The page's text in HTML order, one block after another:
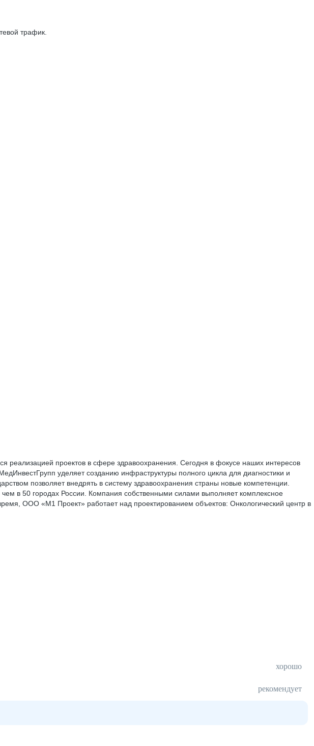
трафик.
проектов в сфере здравоохранения. Сегодня в фокусе наших интересов
уделяет созданию инфраструктуры полного цикла для диагностики и
позволяет внедрять в систему здравоохранения страны новые компетенции.
в 50 городах России. Компания собственными силами выполняет комплексное
ООО «М1 Проект» работает над проектированием объектов: Онкологический центр в
хорошо
рекомендует